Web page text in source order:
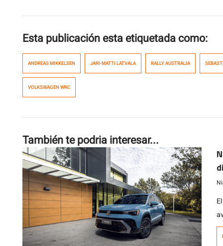
Esta publicación esta etiquetada como:
ANDREAS MIKKELSEN JARI-MATTI LATVALA RALLY AUSTRALIA
VOLKSWAGEN WRC
También te podria interesar...